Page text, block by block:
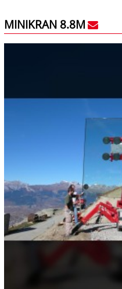
MINIKRAN 8.8M